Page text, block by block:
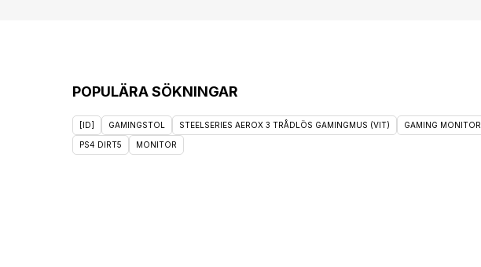
POPULÄRA SÖKNINGAR
[ID] GAMINGSTOL STEELSERIES AEROX 3 TRÅDLÖS GAMINGMUS (VIT) GAMING MONITOR
PS4 DIRT5 MONITOR